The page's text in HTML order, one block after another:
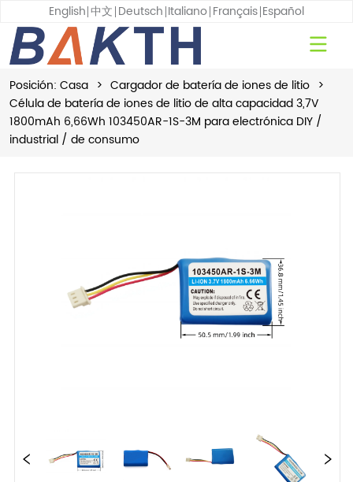
English 中文 Deutsch Italiano Français Español
Posición: Casa > Cargador de batería de iones de litio >
Célula de batería de iones de litio de alta capacidad 3,7V
1800mAh 6,66Wh 103450AR-1S-3M para electrónica DIY /
industrial / de consumo